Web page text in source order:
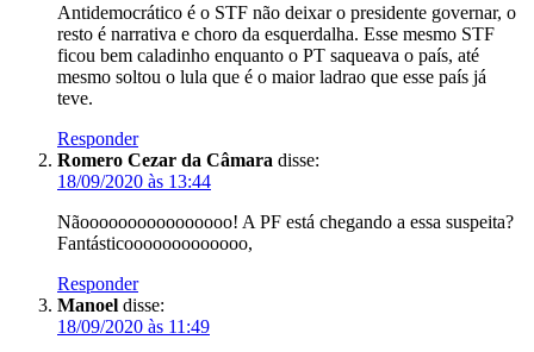
Antidemocrático é o STF não deixar o presidente governar, o
resto é narrativa e choro da esquerdalha. Esse mesmo STF
ficou bem caladinho enquanto o PT saqueava o país, até
mesmo soltou o lula que é o maior ladrao que esse país já
teve.
Responder
Romero Cezar da Câmara disse:
18/09/2020 às 13:44
Nãoooooooooooooooo! A PF está chegando a essa suspeita?
Fantásticooooooooooooo,
Responder
Manoel disse:
18/09/2020 às 11:49